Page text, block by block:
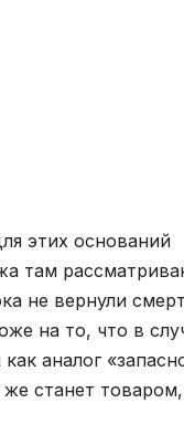
этих оснований
там
не вернули
на то, что в
аналог
станет товаром,